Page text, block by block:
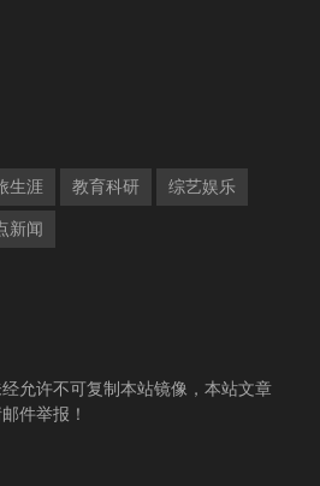
生涯 教育科研 综艺娱乐
新闻
允许不可复制本站镜像，本站文章
件举报！